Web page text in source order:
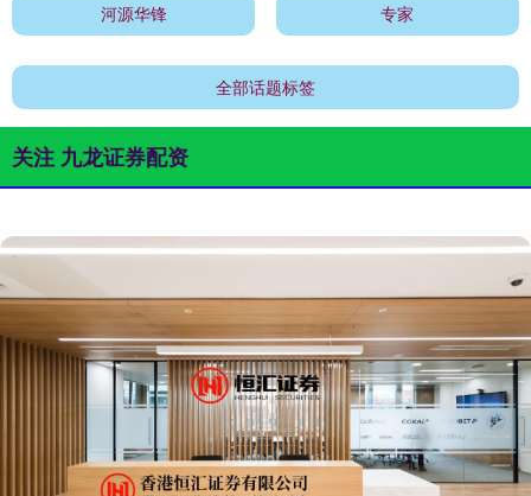
河源华锋 专家
全部话题标签
关注 九龙证券配资